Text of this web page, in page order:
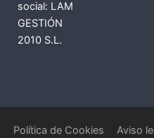
social: LAM
GESTIÓN
2010 S.L.
Política de Cookies Aviso